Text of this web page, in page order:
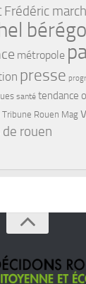
Frédéric
métropole
presse
santé tendance
Tribune Rouen Mag
rouen